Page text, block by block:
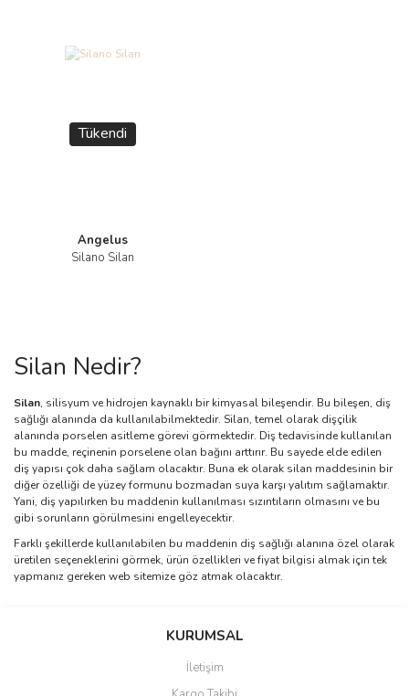
Tükendi
Angelus
Silano Silan
Silan Nedir?
Silan, silisyum ve hidrojen kaynaklı bir kimyasal bileşendir. Bu bileşen, diş
sağlığı alanında da kullanılabilmektedir. Silan, temel olarak dişçilik
alanında porselen asitleme görevi görmektedir. Diş tedavisinde kullanılan
bu madde, reçinenin porselene olan bağını arttırır. Bu sayede elde edilen
diş yapısı çok daha sağlam olacaktır. Buna ek olarak silan maddesinin bir
diğer özelliği de yüzey formunu bozmadan suya karşı yalıtım sağlamaktır.
Yani, diş yapılırken bu maddenin kullanılması sızıntıların olmasını ve bu
gibi sorunların görülmesini engelleyecektir.
Farklı şekillerde kullanılabilen bu maddenin diş sağlığı alanına özel olarak
üretilen seçeneklerini görmek, ürün özellikleri ve fiyat bilgisi almak için tek
yapmanız gereken web sitemize göz atmak olacaktır.
KURUMSAL
İletişim